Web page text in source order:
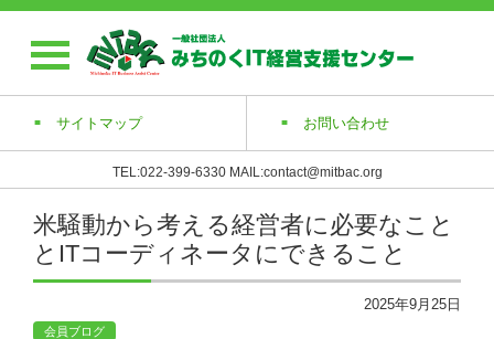
サイトマップ お問い合わせ
TEL:022-399-6330 MAIL:contact@mitbac.org
米騒動から考える経営者に必要なこと
とITコーディネータにできること
2025年9月25日
会員ブログ